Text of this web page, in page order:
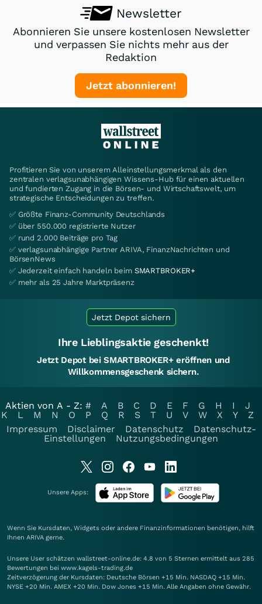
Newsletter
Abonnieren Sie unsere kostenlosen Newsletter
und verpassen Sie nichts mehr aus der
Redaktion
Jetzt abonnieren!
Profitieren Sie von unserem Alleinstellungsmerkmal als den
zentralen verlagsunabhängigen Wissens-Hub für einen aktuellen
und fundierten Zugang in die Börsen- und Wirtschaftswelt, um
strategische Entscheidungen zu treffen.
✅ Größte Finanz-Community Deutschlands
✅ über 550.000 registrierte Nutzer
✅ rund 2.000 Beiträge pro Tag
✅ verlagsunabhängige Partner ARIVA, FinanzNachrichten und
BörsenNews
✅ Jederzeit einfach handeln beim SMARTBROKER+
✅ mehr als 25 Jahre Marktpräsenz
Jetzt Depot sichern
Ihre Lieblingsaktie geschenkt!
Jetzt Depot bei SMARTBROKER+ eröffnen und
Willkommensgeschenk sichern.
Aktien von A - Z: # A B C D E F G H I
J
K
L M N O P Q R S T U V W X Y
Z
Impressum
Disclaimer Datenschutz
Datenschutz-
Einstellungen
Nutzungsbedingungen
Unsere Apps:
Wenn Sie Kursdaten, Widgets oder andere Finanzinformationen benötigen, hilft
Ihnen ARIVA gerne.
Unsere User schätzen wallstreet-online.de: 4.8 von 5 Sternen ermittelt aus 285
Bewertungen bei www.kagels-trading.de
Zeitverzögerung der Kursdaten: Deutsche Börsen +15 Min. NASDAQ +15 Min.
NYSE +20 Min. AMEX +20 Min. Dow Jones +15 Min. Alle Angaben ohne Gewähr.